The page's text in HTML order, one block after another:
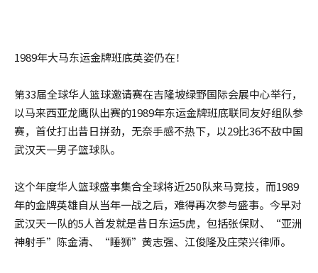
1989年大马东运金牌班底英姿仍在！
第33届全球华人篮球邀请赛在吉隆坡绿野国际会展中心举行，
以马来西亚龙鹰队出赛的1989年东运金牌班底联同友好组队参
赛，首仗打出昔日拼劲，无奈手感不热下，以29比36不敌中国
武汉天一男子篮球队。
这个年度华人篮球盛事集合全球将近250队来马竞技，而1989
年的金牌英雄自从当年一战之后，难得再次参与盛事。今早对
武汉天一队的5人首发就是昔日东运5虎，包括张保财、“亚洲
神射手”陈金清、“睡狮”黄志强、江俊隆及庄荣兴律师。